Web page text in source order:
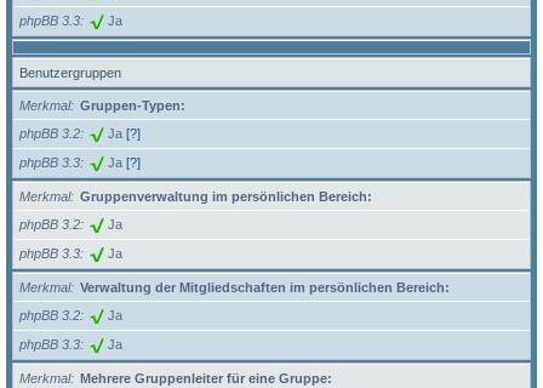
phpBB 3.3 Ja
Benutzergruppen
Merkmal
Gruppen-Typen:
phpBB 3.2
Ja [?]
phpBB 3.3 Ja [?]
Merkmal
Gruppenverwaltung im persönlichen Bereich:
phpBB 3.2
Ja
phpBB 3.3 Ja
Merkmal
Verwaltung der Mitgliedschaften im persönlichen Bereich:
phpBB 3.2
Ja
phpBB 3.3 Ja
Merkmal
Mehrere Gruppenleiter für eine Gruppe: